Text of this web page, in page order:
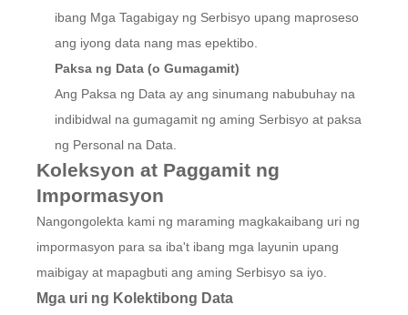
ibang Mga Tagabigay ng Serbisyo upang maproseso
ang iyong data nang mas epektibo.
Paksa ng Data (o Gumagamit)
Ang Paksa ng Data ay ang sinumang nabubuhay na
indibidwal na gumagamit ng aming Serbisyo at paksa
ng Personal na Data.
Koleksyon at Paggamit ng
Impormasyon
Nangongolekta kami ng maraming magkakaibang uri ng
impormasyon para sa iba't ibang mga layunin upang
maibigay at mapagbuti ang aming Serbisyo sa iyo.
Mga uri ng Kolektibong Data